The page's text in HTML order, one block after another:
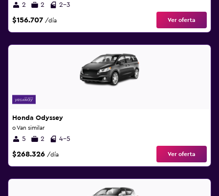
2 2 2-3
$156.707 /día Ver oferta
Honda Odyssey
o Van similar
5 2 4-5
$268.326 /día Ver oferta